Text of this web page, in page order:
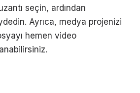
seçin, ardından
Ayrıca, medya projenizi
hemen video